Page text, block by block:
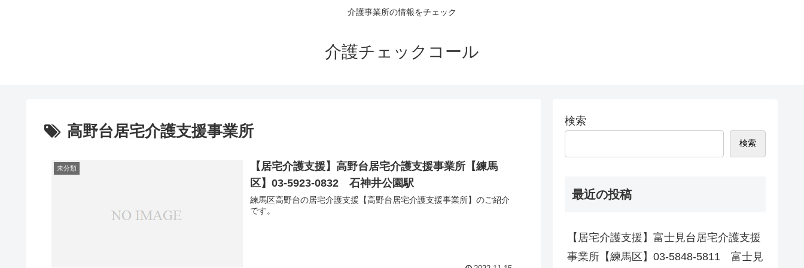
介護事業所の情報をチェック
介護チェックコール
高野台居宅介護支援事業所
未分類
【居宅介護支援】高野台居宅介護支援事業所【練馬
区】03-5923-0832 石神井公園駅
練馬区高野台の居宅介護支援【高野台居宅介護支援事業所】のご紹介
です。
検索
検索
最近の投稿
【居宅介護支援】富士見台居宅介護支援
事業所【練馬区】03-5848-5811 富士見